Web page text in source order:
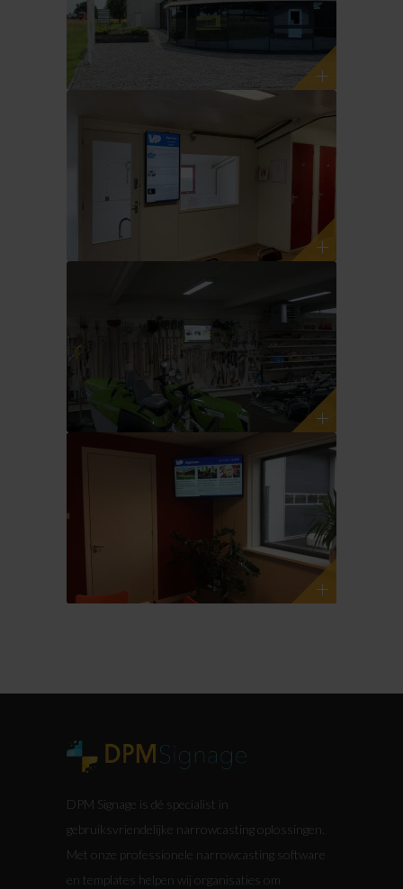
DPM Signage is dé specialist in
gebruiksvriendelijke narrowcasting oplossingen.
Met onze professionele narrowcasting software
en templates helpen wij organisaties om